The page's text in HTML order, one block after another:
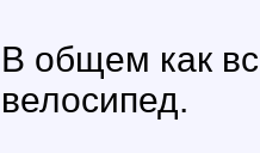
В общем как
велосипед.